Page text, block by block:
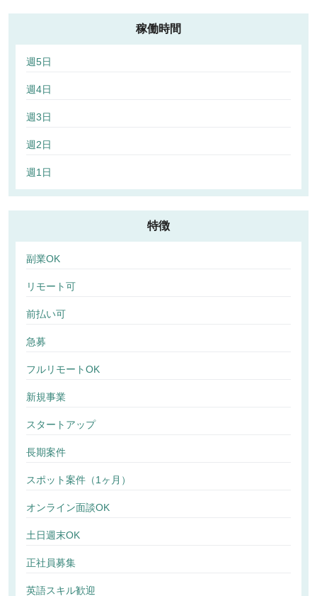
稼働時間
週5日
週4日
週3日
週2日
週1日
特徴
副業OK
リモート可
前払い可
急募
フルリモートOK
新規事業
スタートアップ
長期案件
スポット案件（1ヶ月）
オンライン面談OK
土日週末OK
正社員募集
英語スキル歓迎